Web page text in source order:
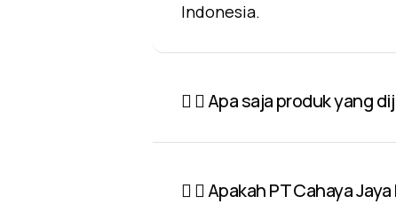
Indonesia.
Apa saja produk yang
Apakah PT Cahaya